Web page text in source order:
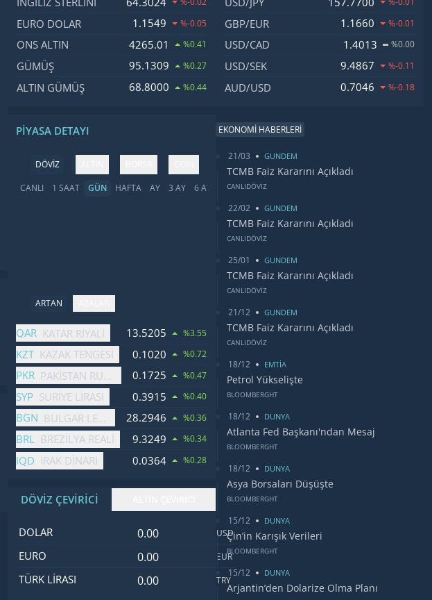
EURO DOLAR 1.1549 %-0.05
ONS ALTIN 4265.01 %0.41
GÜMÜŞ 95.1309 %0.27
ALTIN GÜMÜŞ 68.8000 %0.44
PIYASA DETAYI
DÖVİZ
CANLI
1 SAAT GÜN HAFTA AY 3 AY 6 AY YIL 5 YIL TÜMÜ
ARTAN
İsim FiyatDeğişim
QAR KATAR RIYALI 13.5205 %3.55
KZT KAZAK TENGESI 0.1020 %0.72
PKR PAKISTAN RUPISI 0.1725 %0.47
SYP SURIYE LIRASI 0.3915 %0.40
BGN BULGAR LEVASI 28.2946 %0.36
BRL BREZILYA REALI 9.3249 %0.34
IQD IRAK DINARI 0.0364 %0.28
DÖVİZ ÇEVİRİCİ
İsimDeğer
DOLAR Dolar değeri USD
EURO Euro değeri EUR
TÜRK LIRASI Türk Lirası değeri
TRY
GBP/EUR 1.1660 %-0.01
USD/CAD 1.4013 %0.00
USD/SEK 9.4867 %-0.11
AUD/USD 0.7046 %-0.18
EKONOMİ HABERLERİ
21/03 GUNDEM
TCMB Faiz Kararını Açıkladı
CANLIDÖVİZ
22/02 GUNDEM
TCMB Faiz Kararını Açıkladı
CANLIDÖVİZ
25/01 GUNDEM
TCMB Faiz Kararını Açıkladı
CANLIDÖVİZ
21/12 GUNDEM
TCMB Faiz Kararını Açıkladı
CANLIDÖVİZ
18/12 EMTİA
Petrol Yükselişte
BLOOMBERGHT
18/12 DUNYA
Atlanta Fed Başkanı'ndan Mesaj
BLOOMBERGHT
18/12 DUNYA
Asya Borsaları Düşüşte
BLOOMBERGHT
15/12 DUNYA
Çin’in Karışık Verileri
BLOOMBERGHT
15/12 DUNYA
Arjantin’den Dolarize Olma Planı